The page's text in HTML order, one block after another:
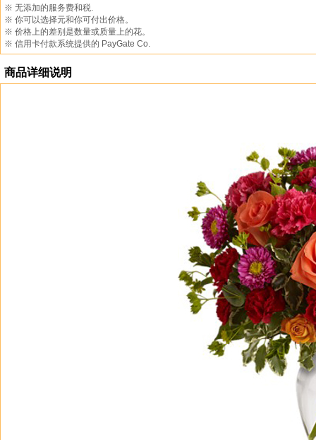
※ 无添加的服务费和税.
※ 你可以选择元和你可付出价格。
※ 价格上的差别是数量或质量上的花。
※ 信用卡付款系统提供的 PayGate Co.
商品详细说明